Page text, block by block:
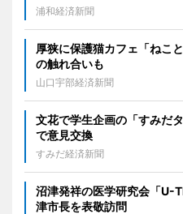
浦和経済新聞
厚狭に保護猫カフェ「ねこ
の触れ合いも
山口宇部経済新聞
文花で学生企画の「すみだ
で意見交換
すみだ経済新聞
沼津発祥の医学研究会「
津市長を表敬訪問